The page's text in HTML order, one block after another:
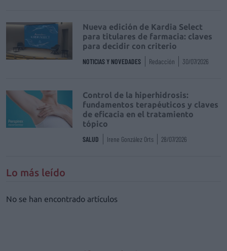
Nueva edición de Kardia Select
para titulares de farmacia: claves
para decidir con criterio
NOTICIAS Y NOVEDADES Redacción 30/07/2026
Control de la hiperhidrosis:
fundamentos terapéuticos y claves
de eficacia en el tratamiento
tópico
SALUD Irene González Orts 28/07/2026
Lo más leído
No se han encontrado artículos